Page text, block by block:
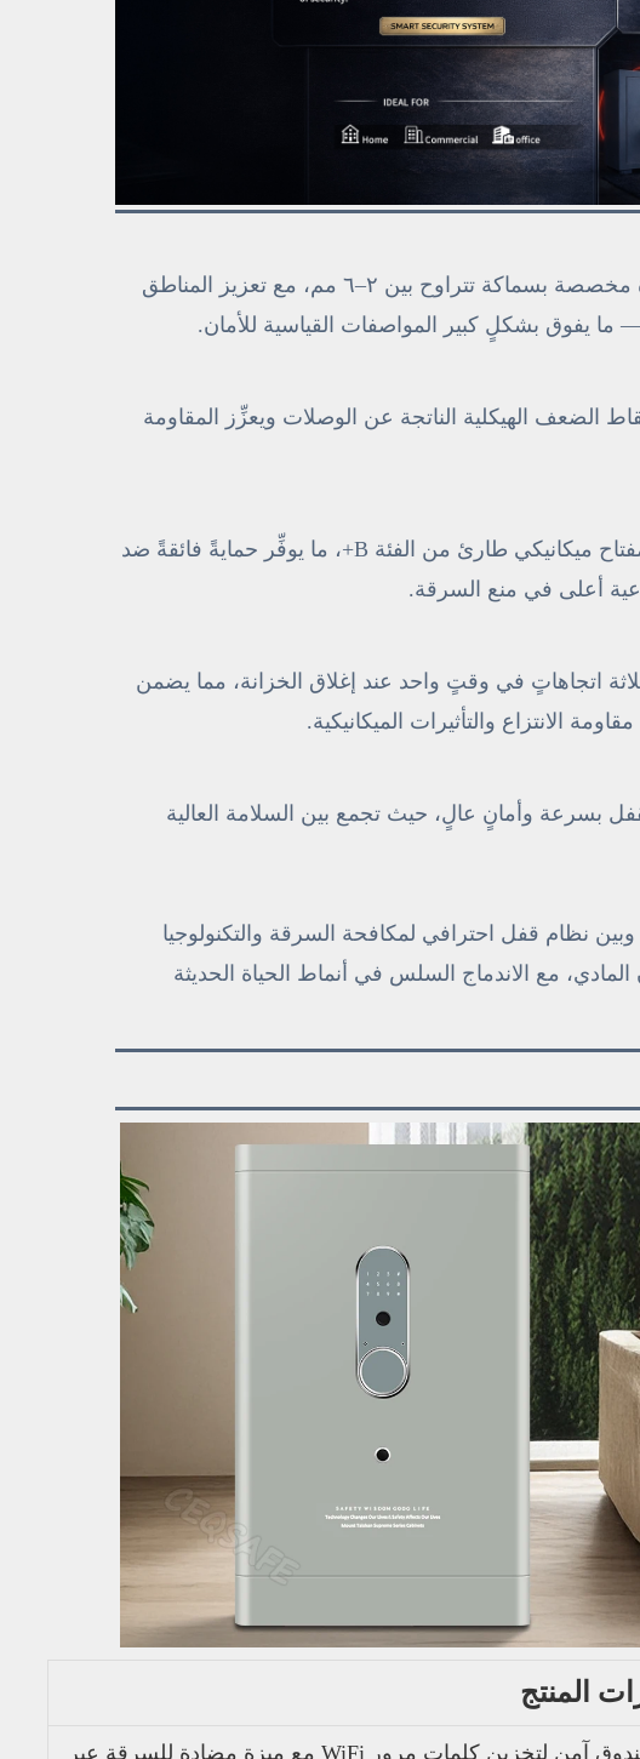
يتكوّن الهيكل الرئيسي من صفائح فولاذية سبائكية عالية القوة مخصصة بسماكة تتراوح بين ٢–٦ مم، مع تعزيز المناطق
الضعف الهيكلية الناتجة عن الوصلات ويعزِّز المقاومة
مزوَّدٌ بمجموعة قفل عالية الأمان من الجيل الجديد، مقترنة بمفتاح ميكانيكي طارئ من الفئة B+، ما يوفِّر حمايةً فائقةً ضد
أعلى في منع السرقة.
بقطر ٣٠ مم تمتد آليًّا في ثلاثة اتجاهاتٍ في وقتٍ واحد عند إغلاق الخزانة، مما يضمن
الانتزاع والتأثيرات الميكانيكية.
بسرعة وأمانٍ عالٍ، حيث تجمع بين السلامة العالية
نظام قفل احترافي لمكافحة السرقة والتكنولوجيا
المادي، مع الاندماج السلس في أنماط الحياة الحديثة
المنتج
CEQSAFE منزلي ومكتبي صندوق آمن لتخزين كلمات مرور WiFi مع ميزة مضادة للسرقة عبر